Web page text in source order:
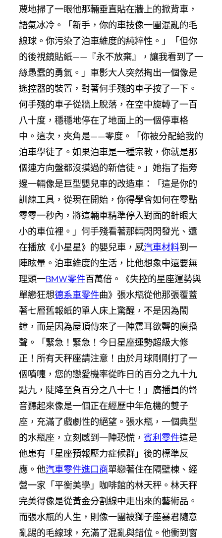
蔑地掃了一眼他那輛垂直貼在牆上的掀背車，
語氣冰冷。「新手，你的車技像一團混亂的毛
線球。你污染了泊車維度的純粹性。」「但你
的後視鏡貼紙——『永不放棄』，讓我看到了一
絲愚蠢的勇氣。」車影大人突然掏出一個像是
遙控器的裝置，對著何手殘的車子按了一下。
何手殘的車子從牆上脫落，在空中旋轉了一百
八十度，穩穩地停在了地面上的一個停車格
中。這次，夾角是——零度。「你被分配給我的
泊車學徒了。如果泊車是一種宗教，你就是那
個連方向盤都沒摸過的新信徒。」她指了指旁
邊一輛像是巨型嬰兒車的改造車：「這是你的
訓練工具，從現在開始，你得學會如何在零點
零零一秒內，將這輛車精準停入對面的針眼大
小的車位裡。」何手殘看著那輛閃閃發光、還
在播放《小星星》的嬰兒車，感汽車材料到一
陣眩暈。泊車維度的生活，比他想象中還要無
理頭一BMW零件百萬倍。《失控的星座運勢與
單戀狂想德系車零件曲》張水瓶從他那張覆蓋
著七層舊報紙的單人床上驚醒，不是因為鬧
鐘，而是因為屋頂傳來了一陣震耳欲聾的廣播
聲。「緊急！緊急！今日星座運勢超級大修
正！所有天秤座請注意！由於月球剛剛打了一
個噴嚏，您的戀愛機率從昨日的百分之九十九
點九，陡降至負百分之八十七！」廣播員的聲
音聽起來像是一個正在經歷中年危機的雙子
座，充滿了戲劇性的絕望。張水瓶，一個典型
的水瓶座，立刻感到一陣恐慌， 賓利零件這是
他患有「星座預報壓力症候群」後的標準反
應。他汽車零件進口商單戀著住在隔壁棟、經
營一家「平衡美學」咖啡館的林天秤。林天秤
完美得像是從黃金分割線中走出來的藝術品。
而張水瓶的人生，則像一團被獅子座暴君隨意
亂踢的毛線球，充滿了混亂與錯位。他衝到窗